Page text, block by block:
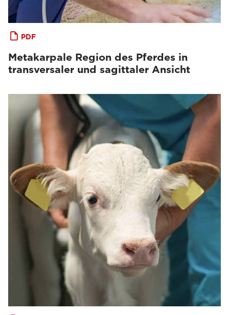
PDF
Metakarpale Region des Pferdes in
transversaler und sagittaler Ansicht